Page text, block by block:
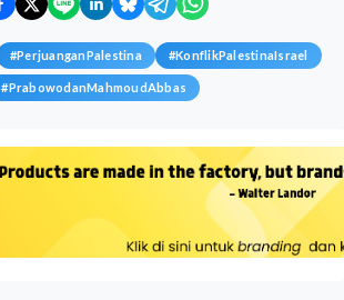
#PerjuanganPalestina #KonflikPalestinaIsrael
#PrabowodanMahmoudAbbas